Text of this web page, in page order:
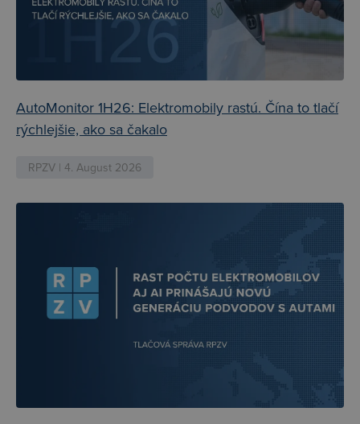
AutoMonitor 1H26: Elektromobily rastú. Čína to tlačí
rýchlejšie, ako sa čakalo
RPZV | 4. August 2026